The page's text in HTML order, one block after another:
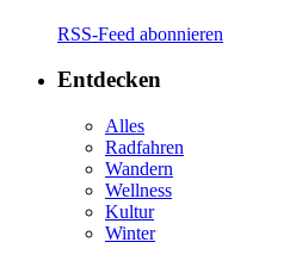
RSS-Feed abonnieren
Entdecken
Alles
Radfahren
Wandern
Wellness
Kultur
Winter